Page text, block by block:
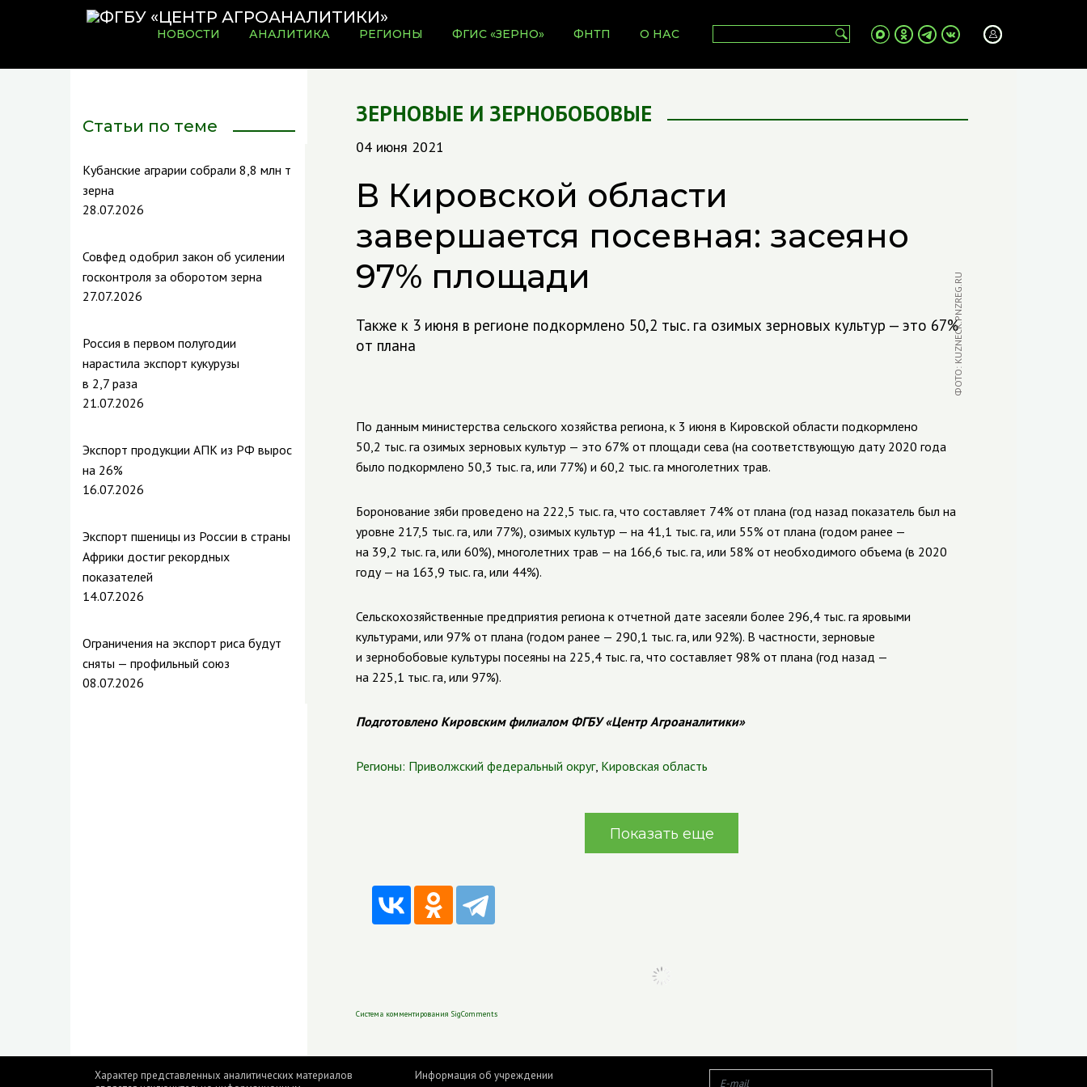
НОВОСТИ АНАЛИТИКА РЕГИОНЫ ФГИС «ЗЕРНО» ФНТП О НАС
Статьи по теме
Кубанские аграрии собрали 8,8 млн т
зерна
28.07.2026
Совфед одобрил закон об усилении
госконтроля за оборотом зерна
27.07.2026
Россия в первом полугодии
нарастила экспорт кукурузы
в 2,7 раза
21.07.2026
Экспорт продукции АПК из РФ вырос
на 26%
16.07.2026
Экспорт пшеницы из России в страны
Африки достиг рекордных
показателей
14.07.2026
Ограничения на экспорт риса будут
сняты — профильный союз
08.07.2026
ЗЕРНОВЫЕ И ЗЕРНОБОБОВЫЕ
04 июня 2021
В Кировской области
завершается посевная: засеяно
97% площади
Также к 3 июня в регионе подкормлено 50,2 тыс. га озимых зерновых культур — это 67%
от плана
ФОТО: KUZNECK.PNZREG.RU
По данным министерства сельского хозяйства региона, к 3 июня в Кировской области подкормлено
50,2 тыс. га озимых зерновых культур — это 67% от площади сева (на соответствующую дату 2020 года
было подкормлено 50,3 тыс. га, или 77%) и 60,2 тыс. га многолетних трав.
Боронование зяби проведено на 222,5 тыс. га, что составляет 74% от плана (год назад показатель был на
уровне 217,5 тыс. га, или 77%), озимых культур — на 41,1 тыс. га, или 55% от плана (годом ранее —
на 39,2 тыс. га, или 60%), многолетних трав — на 166,6 тыс. га, или 58% от необходимого объема (в 2020
году — на 163,9 тыс. га, или 44%).
Сельскохозяйственные предприятия региона к отчетной дате засеяли более 296,4 тыс. га яровыми
культурами, или 97% от плана (годом ранее — 290,1 тыс. га, или 92%). В частности, зерновые
и зернобобовые культуры посеяны на 225,4 тыс. га, что составляет 98% от плана (год назад —
на 225,1 тыс. га, или 97%).
Подготовлено Кировским филиалом ФГБУ «Центр Агроаналитики»
Регионы: Приволжский федеральный округ, Кировская область
Показать еще
Система комментирования SigComments
Характер представленных аналитических материалов
Информация об учреждении